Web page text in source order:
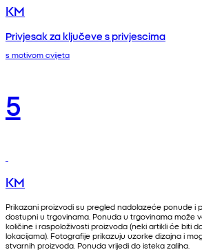
KM
Privjesak za ključeve s privjescima
s motivom cvijeta
5
KM
Prikazani proizvodi su pregled nadolazeće ponude i
dostupni u trgovinama. Ponuda u trgovinama može
količine i raspoloživosti proizvoda (neki artikli će biti
lokacijama). Fotografije prikazuju uzorke dizajna i
stvarnih proizvoda. Ponuda vrijedi do isteka zaliha.